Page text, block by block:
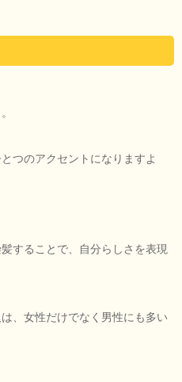
つのアクセントになりますよ
することで、自分らしさを表現
、女性だけでなく男性にも多い